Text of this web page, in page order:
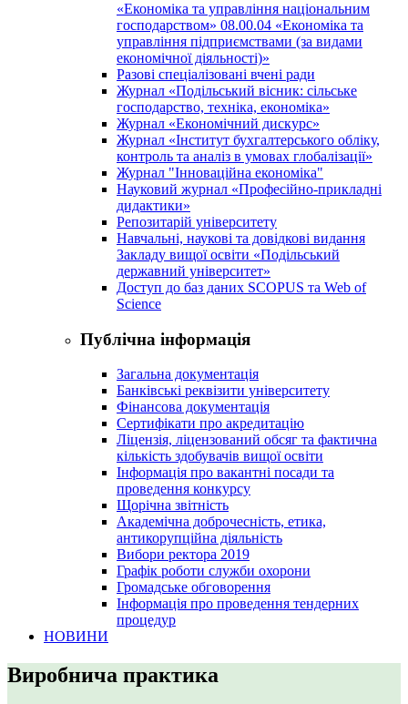
«Економіка та управління національним
господарством» 08.00.04 «Економіка та
управління підприємствами (за видами
економічної діяльності)»
Разові спеціалізовані вчені ради
Журнал «Подільський вісник: сільське
господарство, техніка, економіка»
Журнал «Економічний дискурс»
Журнал «Інститут бухгалтерського обліку,
контроль та аналіз в умовах глобалізації»
Журнал "Інноваційна економіка"
Науковий журнал «Професійно-прикладні
дидактики»
Репозитарій університету
Навчальні, наукові та довідкові видання
Закладу вищої освіти «Подільський
державний університет»
Доступ до баз даних SCOPUS та Web of
Science
Публічна інформація
Загальна документація
Банківські реквізити університету
Фінансова документація
Сертифікати про акредитацію
Ліцензія, ліцензований обсяг та фактична
кількість здобувачів вищої освіти
Інформація про вакантні посади та
проведення конкурсу
Щорічна звітність
Академічна доброчесність, етика,
антикорупційна діяльність
Вибори ректора 2019
Графік роботи служби охорони
Громадське обговорення
Інформація про проведення тендерних
процедур
НОВИНИ
Виробнича практика